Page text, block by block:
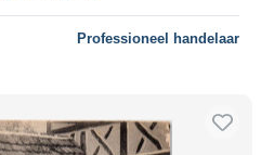
Professioneel handelaar